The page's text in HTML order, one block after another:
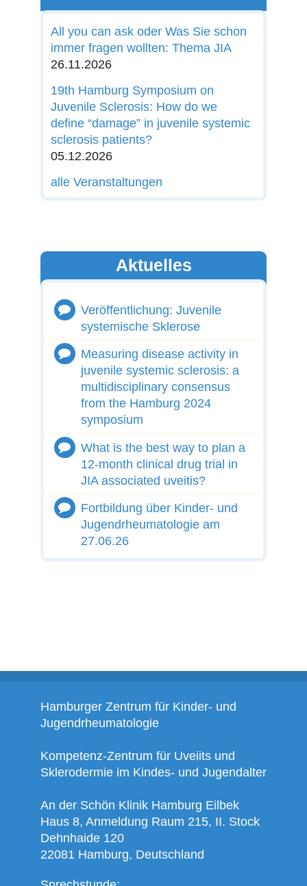
All you can ask oder Was Sie schon
immer fragen wollten: Thema JIA
26.11.2026
19th Hamburg Symposium on
Juvenile Sclerosis: How do we
define “damage” in juvenile systemic
sclerosis patients?
05.12.2026
alle Veranstaltungen
Aktuelles
Veröffentlichung: Juvenile
systemische Sklerose
Measuring disease activity in
juvenile systemic sclerosis: a
multidisciplinary consensus
from the Hamburg 2024
symposium
What is the best way to plan a
12-month clinical drug trial in
JIA associated uveitis?
Fortbildung über Kinder- und
Jugendrheumatologie am
27.06.26
Hamburger Zentrum für Kinder- und
Jugendrheumatologie
Kompetenz-Zentrum für Uveiits und
Sklerodermie im Kindes- und Jugendalter
An der Schön Klinik Hamburg Eilbek
Haus 8, Anmeldung Raum 215, II. Stock
Dehnhaide 120
22081 Hamburg, Deutschland